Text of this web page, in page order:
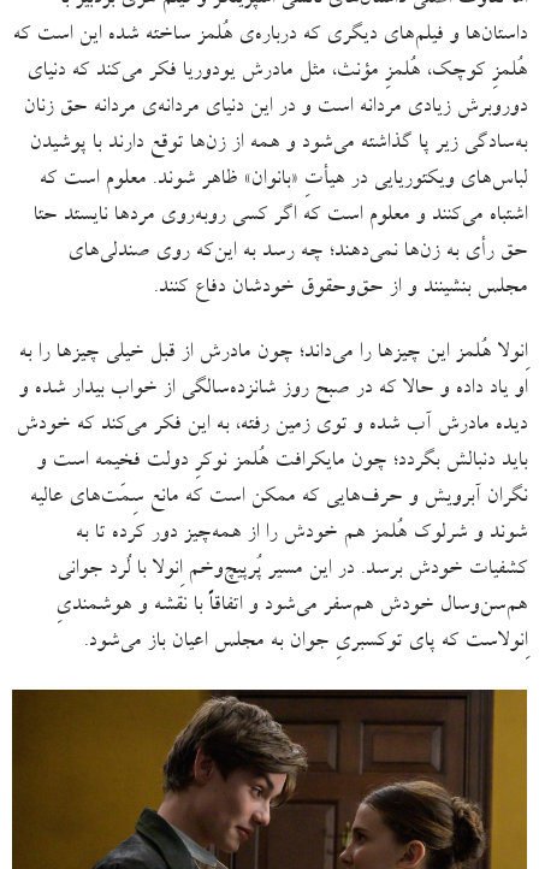
داستان‌ها و فیلم‌های دیگری که درباره‌ی هُلمز ساخته شده این است که
هُلمزِ کوچک، هُلمزِ مؤنث، مثل مادرش یودوریا فکر می‌کند که دنیای
دوروبرش زیادی مردانه است و در این دنیای مردانه‌ی مردانه حق زنان
به‌سادگی زیر پا گذاشته می‌شود و همه از زن‌ها توقع دارند با پوشیدن
لباس‌های ویکتوریایی در هیأتِ «بانوان» ظاهر شوند. معلوم است که
اشتباه می‌کنند و معلوم است که اگر کسی روبه‌روی مردها نایستد حتا
حق رأی به زن‌ها نمی‌دهند؛ چه رسد به این‌که روی صندلی‌های
مجلس بنشینند و از حق‌وحقوق خودشان دفاع کنند.
اِنولا هُلمز این چیزها را می‌داند؛ چون مادرش از قبل خیلی چیزها را به
او یاد داده و حالا که در صبح روز شانزده‌سالگی از خواب بیدار شده و
دیده مادرش آب شده و توی زمین رفته، به این فکر می‌کند که خودش
باید دنبالش بگردد؛ چون مایکرافت هُلمز نوکرِ دولت فخیمه است و
نگران آبرویش و حرف‌هایی که ممکن است که مانع سِمَت‌های عالیه
شوند و شرلوک هُلمز هم خودش را از همه‌چیز دور کرده تا به
کشفیات خودش برسد. در این مسیر پُرپیچ‌وخم اِنولا با لُرد جوانی
هم‌سن‌وسال خودش هم‌سفر می‌شود و اتفاقاً با نقشه‌ و هوشمندیِ
اِنولاست که پای توکسبریِ جوان به مجلس اعیان باز می‌شود.